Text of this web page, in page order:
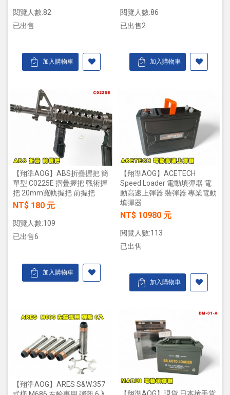
閱覽人數:82
已出售
加入購物車
閱覽人數:86
已出售2
加入購物車
【翔準AOG】ABS折疊握把 簡
單型 C0225E 摺疊握把 戰術握
把 20mm寬軌握把 前握把
NT$ 180 元
閱覽人數:109
已出售6
加入購物車
【翔準AOG】ACETECH
Speed Loader 電動填彈器 電
動高速上彈器 裝彈器 專業電動
填彈器
NT$ 10980 元
閱覽人數:113
已出售
加入購物車
【翔準AOG】ARES S&W.357